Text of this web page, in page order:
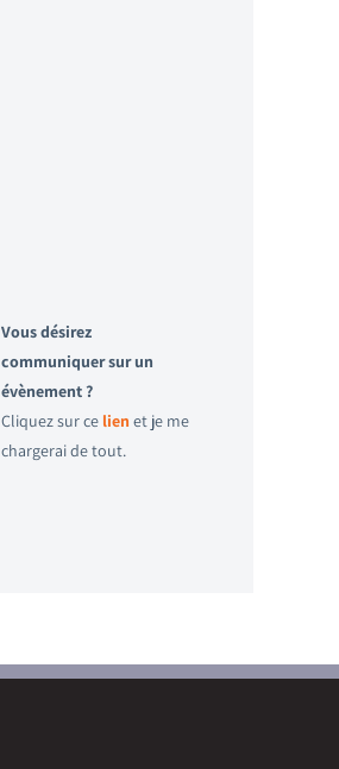
Vous désirez
communiquer sur un
évènement ?
Cliquez sur ce lien et je me
chargerai de tout.